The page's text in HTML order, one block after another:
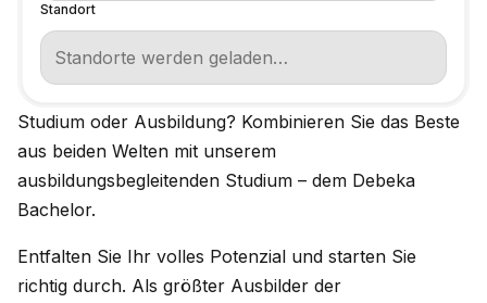
Studium oder Ausbildung? Kombinieren Sie das Beste
aus beiden Welten mit unserem
ausbildungsbegleitenden Studium – dem Debeka
Bachelor.
Entfalten Sie Ihr volles Potenzial und starten Sie
richtig durch. Als größter Ausbilder der
Standort